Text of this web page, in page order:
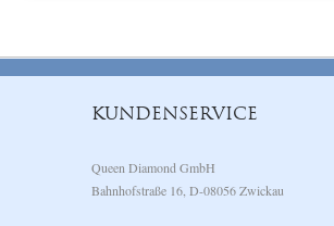
KUNDENSERVICE
Queen Diamond GmbH
Bahnhofstraße 16, D-08056 Zwickau